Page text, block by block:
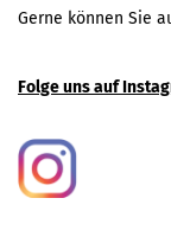
Gerne können Sie
Folge uns auf